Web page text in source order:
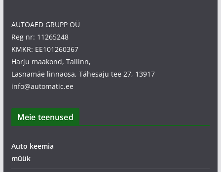
AUTOAED GRUPP OÜ
Reg nr: 11265248
KMKR: EE101260367
Harju maakond, Tallinn,
Lasnamäe linnaosa, Tähesaju tee 27, 13917
info@automatic.ee
Meie teenused
Auto keemia
müük